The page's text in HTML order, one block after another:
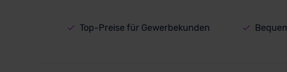
Top-Preise für Gewerbekunden